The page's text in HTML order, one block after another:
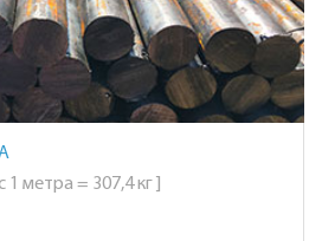
метра = 307,4 кг ]